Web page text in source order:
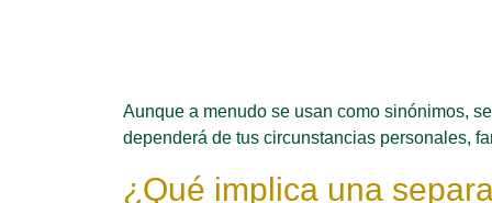
Aunque a menudo se usan como sinónimos,
dependerá de tus circunstancias personales,
¿Qué implica una